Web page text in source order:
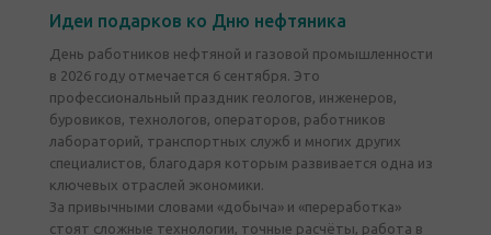
Идеи подарков ко Дню нефтяника
День работников нефтяной и газовой промышленности
в 2026 году отмечается 6 сентября. Это
профессиональный праздник геологов, инженеров,
буровиков, технологов, операторов, работников
лабораторий, транспортных служб и многих других
специалистов, благодаря которым развивается одна из
ключевых отраслей экономики.
За привычными словами «добыча» и «переработка»
стоят сложные технологии, точные расчёты, работа в